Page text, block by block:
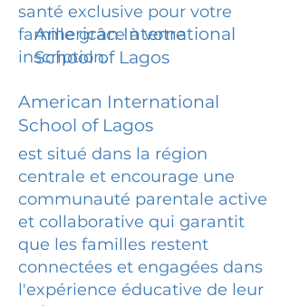
santé exclusive pour votre
famille grâce à votre
inscription.
American International
School of Lagos
American International
School of Lagos
est situé dans la région
centrale et encourage une
communauté parentale active
et collaborative qui garantit
que les familles restent
connectées et engagées dans
l'expérience éducative de leur